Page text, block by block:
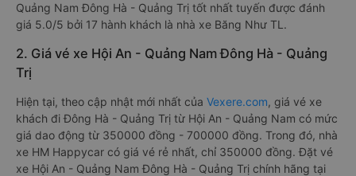
Quảng Nam Đông Hà - Quảng Trị tốt nhất tuyến được đánh
giá 5.0/5 bởi 17 hành khách là nhà xe Băng Như TL.
2. Giá vé xe Hội An - Quảng Nam Đông Hà - Quảng
Trị
Hiện tại, theo cập nhật mới nhất của Vexere.com, giá vé xe
khách đi Đông Hà - Quảng Trị từ Hội An - Quảng Nam có mức
giá dao động từ 350000 đồng - 700000 đồng. Trong đó, nhà
xe HM Happycar có giá vé rẻ nhất, chỉ 350000 đồng. Đặt vé
xe Hội An - Quảng Nam Đông Hà - Quảng Trị chính hãng tại